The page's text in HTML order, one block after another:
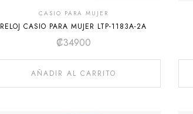
CASIO PARA MUJER
RELOJ CASIO PARA MUJER LTP-1183A-2A
₡34900
AÑADIR AL CARRITO